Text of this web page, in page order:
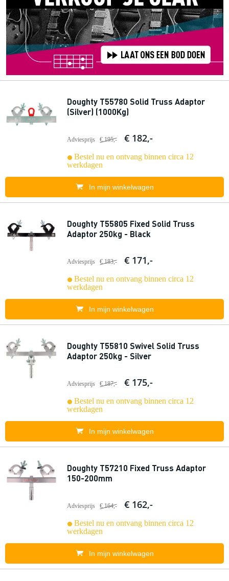
Doughty T55780 Solid Truss Adaptor
(Silver) (1000Kg)
Adviesprijs € 195,- € 182,-
Bestel nu en ontvang binnen circa 12
werkdagen
In mijn winkelwagen
Doughty T55805 Fixed Solid Truss
Adaptor 250kg - Black
Adviesprijs € 183,- € 171,-
Bestel nu en ontvang binnen circa 12
werkdagen
In mijn winkelwagen
Doughty T55810 Swivel Solid Truss
Adaptor 250kg - Silver
Adviesprijs € 187,- € 175,-
Bestel nu en ontvang binnen circa 12
werkdagen
In mijn winkelwagen
Doughty T57210 Fixed Truss Adaptor
150-200mm
Adviesprijs € 164,- € 162,-
Bestel nu en ontvang binnen circa 12
werkdagen
In mijn winkelwagen